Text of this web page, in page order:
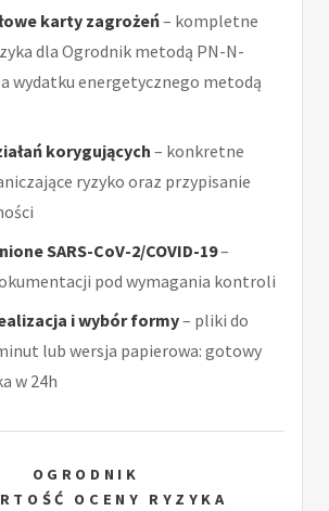
karty zagrożeń– kompletne
dla Ogrodnik metodą PN-N-
wydatku energetycznego metodą
korygujących – konkretne
ryzyko oraz przypisanie
SARS-CoV-2/COVID-19–
pod wymagania kontroli
i wybór formy– pliki do
lub wersja papierowa: gotowy
w 24h
OGRODNIK
OCENY RYZYKA